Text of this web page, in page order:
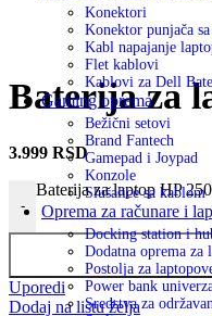
Konektori
Konektor punjača
Kabl napajanje
Flet kablovi
Kablovi za Dell
Gaming oprema
Bežični setovi
Brand Fantech
Gamepad i Joypad
Konzole
Slušalice sa kablom
Oprema za računare i
Docking station i
Dodatna oprema za
Postolja za
Power bank
Sredstva za
Baterija za
3.999 RSD
-
Baterija za laptop HP
Uporedi
Dodaj na listu želja